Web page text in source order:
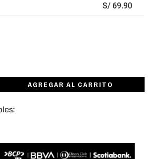
S/ 69.90
AGREGAR AL CARRITO